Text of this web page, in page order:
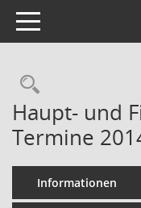
Toggle navigation
Haupt- und
Termine
Informationen